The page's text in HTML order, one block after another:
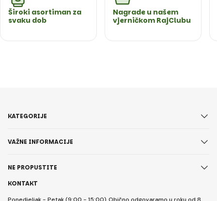
Široki asortiman za
svaku dob
Nagrade u našem
vjerničkom RajClubu
KONTAKT
KATEGORIJE
VAŽNE INFORMACIJE
NE PROPUSTITE